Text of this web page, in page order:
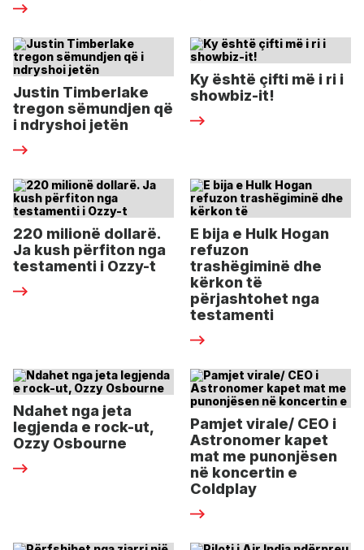
Justin Timberlake
tregon sëmundjen që
i ndryshoi jetën
Ky është çifti më i ri i
showbiz-it!
220 milionë dollarë.
Ja kush përfiton nga
testamenti i Ozzy-t
E bija e Hulk Hogan
refuzon
trashëgiminë dhe
kërkon të
përjashtohet nga
testamenti
Ndahet nga jeta
legjenda e rock-ut,
Ozzy Osbourne
Pamjet virale/ CEO i
Astronomer kapet
mat me punonjësen
në koncertin e
Coldplay